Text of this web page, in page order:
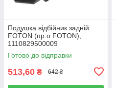
Подушка відбійник задній
FOTON (пр.о FOTON),
1110829500009
Готово до відправки
513,60 ₴ 642 ₴